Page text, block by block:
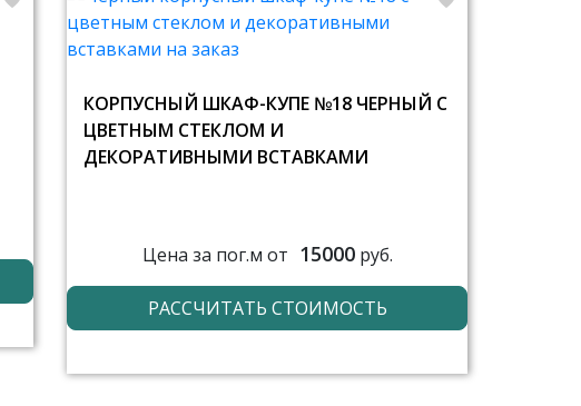
КОРПУСНЫЙ ШКАФ-КУПЕ №18 ЧЕРНЫЙ С
ЦВЕТНЫМ СТЕКЛОМ И
ДЕКОРАТИВНЫМИ ВСТАВКАМИ
Цена за пог.м от 15000руб.
РАССЧИТАТЬ СТОИМОСТЬ